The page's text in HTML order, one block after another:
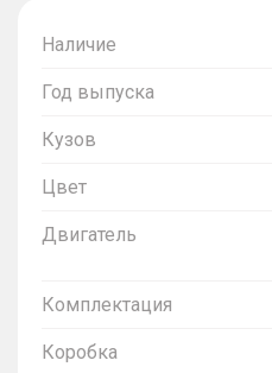
Наличие
Год выпуска
Кузов
Цвет
Двигатель
Комплектация
Коробка